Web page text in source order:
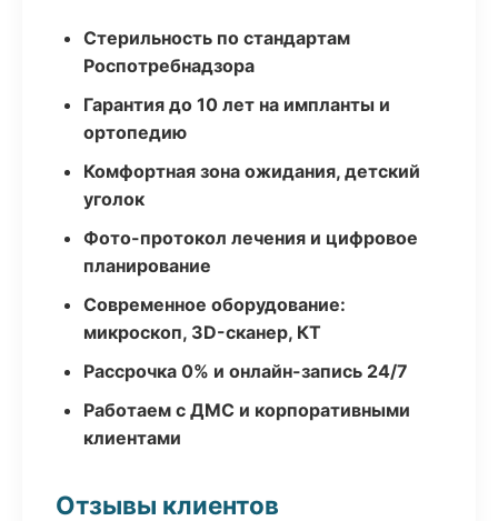
Стерильность по стандартам
Роспотребнадзора
Гарантия до 10 лет на импланты и
ортопедию
Комфортная зона ожидания, детский
уголок
Фото-протокол лечения и цифровое
планирование
Современное оборудование:
микроскоп, 3D-сканер, КТ
Рассрочка 0% и онлайн-запись 24/7
Работаем с ДМС и корпоративными
клиентами
Отзывы клиентов